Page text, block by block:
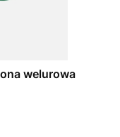
welurowa